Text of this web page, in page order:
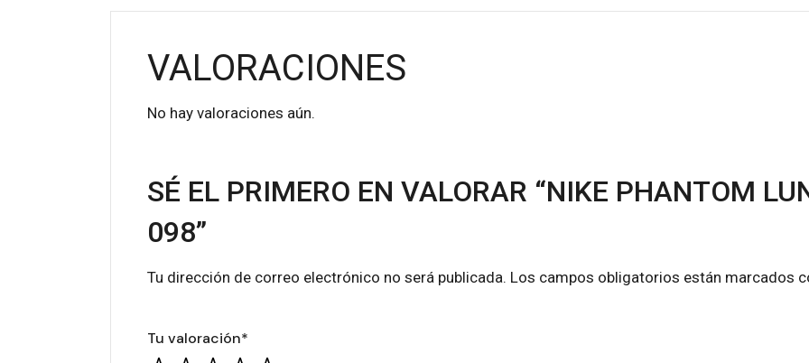
VALORACIONES
No hay valoraciones aún.
SÉ EL PRIMERO EN VALORAR “NIKE PHANTOM
098”
Tu dirección de correo electrónico no será publicada. Los campos obligatorios están marcados
Tu valoración*